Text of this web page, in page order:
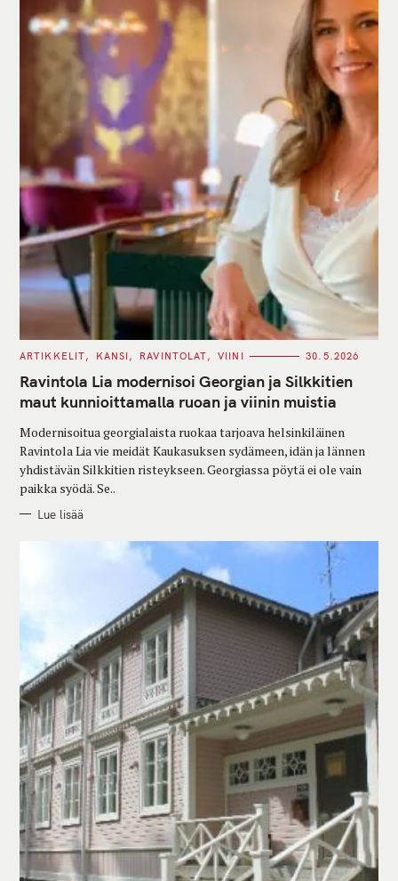
C
T
E
G
O
I
E
S
ARTIKKELIT KANSI RAVINTOLAT VIINI 30.5.2026
Ravintola Lia modernisoi Georgian ja Silkkitien
maut kunnioittamalla ruoan ja viinin muistia
Modernisoitua georgialaista ruokaa tarjoava helsinkiläinen
Ravintola Lia vie meidät Kaukasuksen sydämeen, idän ja lännen
yhdistävän Silkkitien risteykseen. Georgiassa pöytä ei ole vain
paikka syödä. Se..
Lue lisää